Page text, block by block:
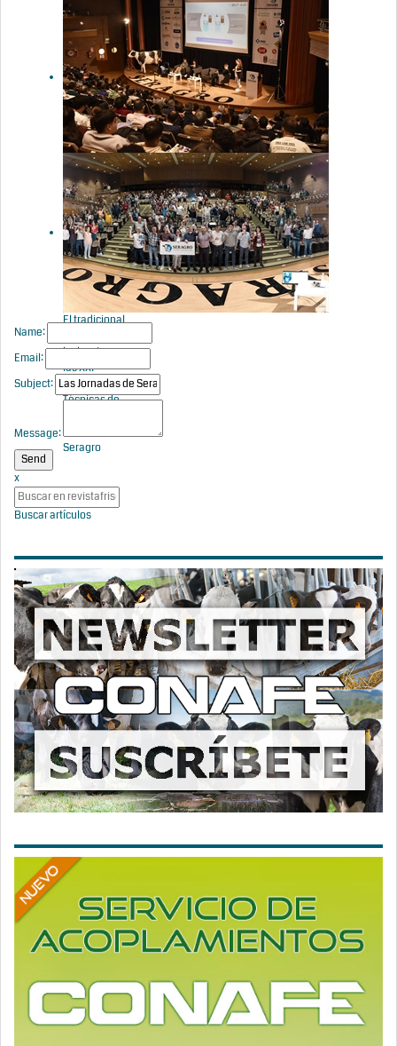
Cuenta atrás
para las XXII
Jornadas
Técnicas de
Seragro
Las XXII
Jornadas
Técnicas de
Vacuno
Lechero de
Seragro se
celebrarán el
13 y 14 de
noviembre
de 2025
El tradicional
leche cierra
las XXI
Jornadas
Técnicas de
Seragro
Name:
Email:
Subject:
Message:
x
Buscar artículos